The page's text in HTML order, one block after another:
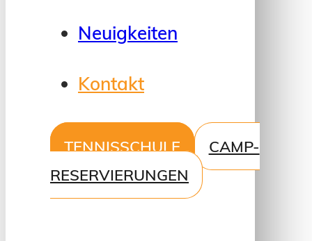
Neuigkeiten
Kontakt
TENNISSCHULE
CAMP-
RESERVIERUNGEN